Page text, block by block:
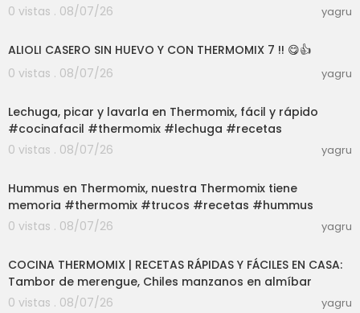
0 vistas . 08/07/26
yagru
ALIOLI CASERO SIN HUEVO Y CON THERMOMIX 7 !! 😋👍
0 vistas . 08/07/26
yagru
Lechuga, picar y lavarla en Thermomix, fácil y rápido
#cocinafacil #thermomix #lechuga #recetas
0 vistas . 08/07/26
yagru
Hummus en Thermomix, nuestra Thermomix tiene
memoria #thermomix #trucos #recetas #hummus
0 vistas . 08/07/26
yagru
COCINA THERMOMIX | RECETAS RÁPIDAS Y FÁCILES EN CASA:
Tambor de merengue, Chiles manzanos en almíbar
0 vistas . 08/07/26
yagru